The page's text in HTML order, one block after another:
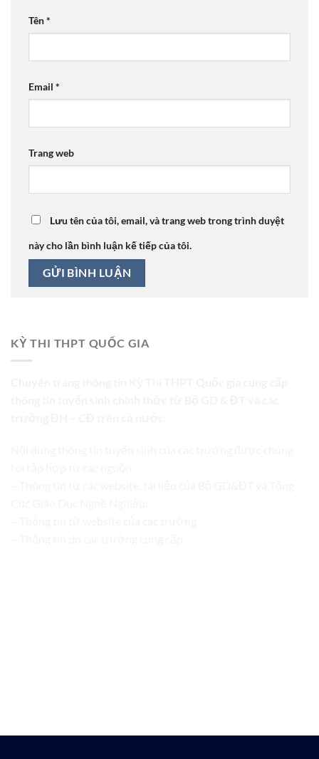
Tên*
Email *
Trang web
Lưu tên của tôi, email, và trang web trong trình duyệt
này cho lần bình luận kế tiếp của tôi.
KỲ THI THPT QUỐC GIA